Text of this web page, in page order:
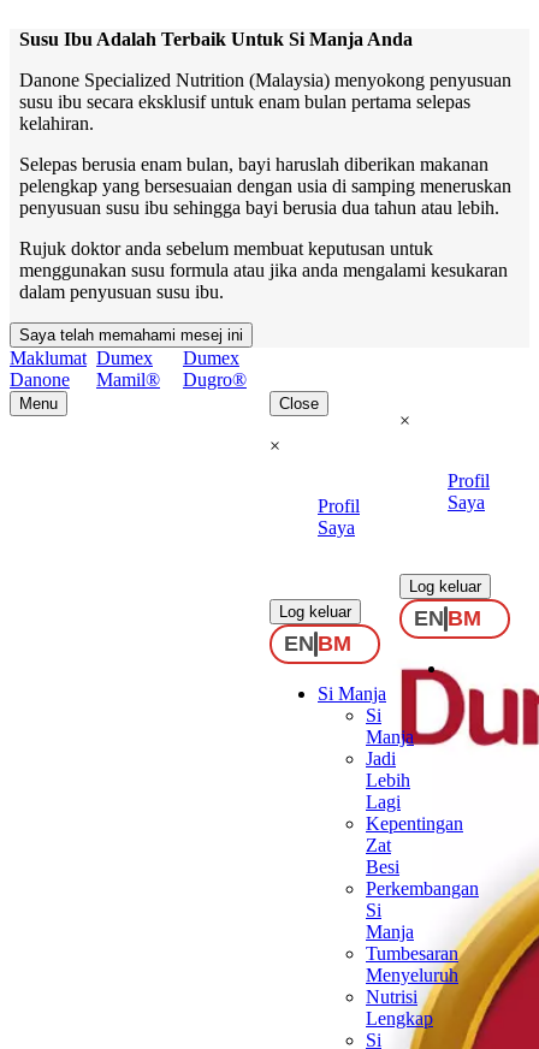
Susu Ibu Adalah Terbaik Untuk Si Manja Anda
Danone Specialized Nutrition (Malaysia) menyokong penyusuan
susu ibu secara eksklusif untuk enam bulan pertama selepas
kelahiran.
Selepas berusia enam bulan, bayi haruslah diberikan makanan
pelengkap yang bersesuaian dengan usia di samping meneruskan
penyusuan susu ibu sehingga bayi berusia dua tahun atau lebih.
Rujuk doktor anda sebelum membuat keputusan untuk
menggunakan susu formula atau jika anda mengalami kesukaran
dalam penyusuan susu ibu.
Saya telah memahami mesej ini
Maklumat
Danone
Dumex
Mamil®
Dumex
Dugro®
Menu Close
×
Profil
Saya
Log keluar
EN BM
Si Manja
Si
Manja
Jadi
Lebih
Lagi
Kepentingan
Zat
Besi
Perkembangan
Si
Manja
Tumbesaran
Menyeluruh
Nutrisi
Lengkap
Si
×
Profil
Saya
Log keluar
EN BM